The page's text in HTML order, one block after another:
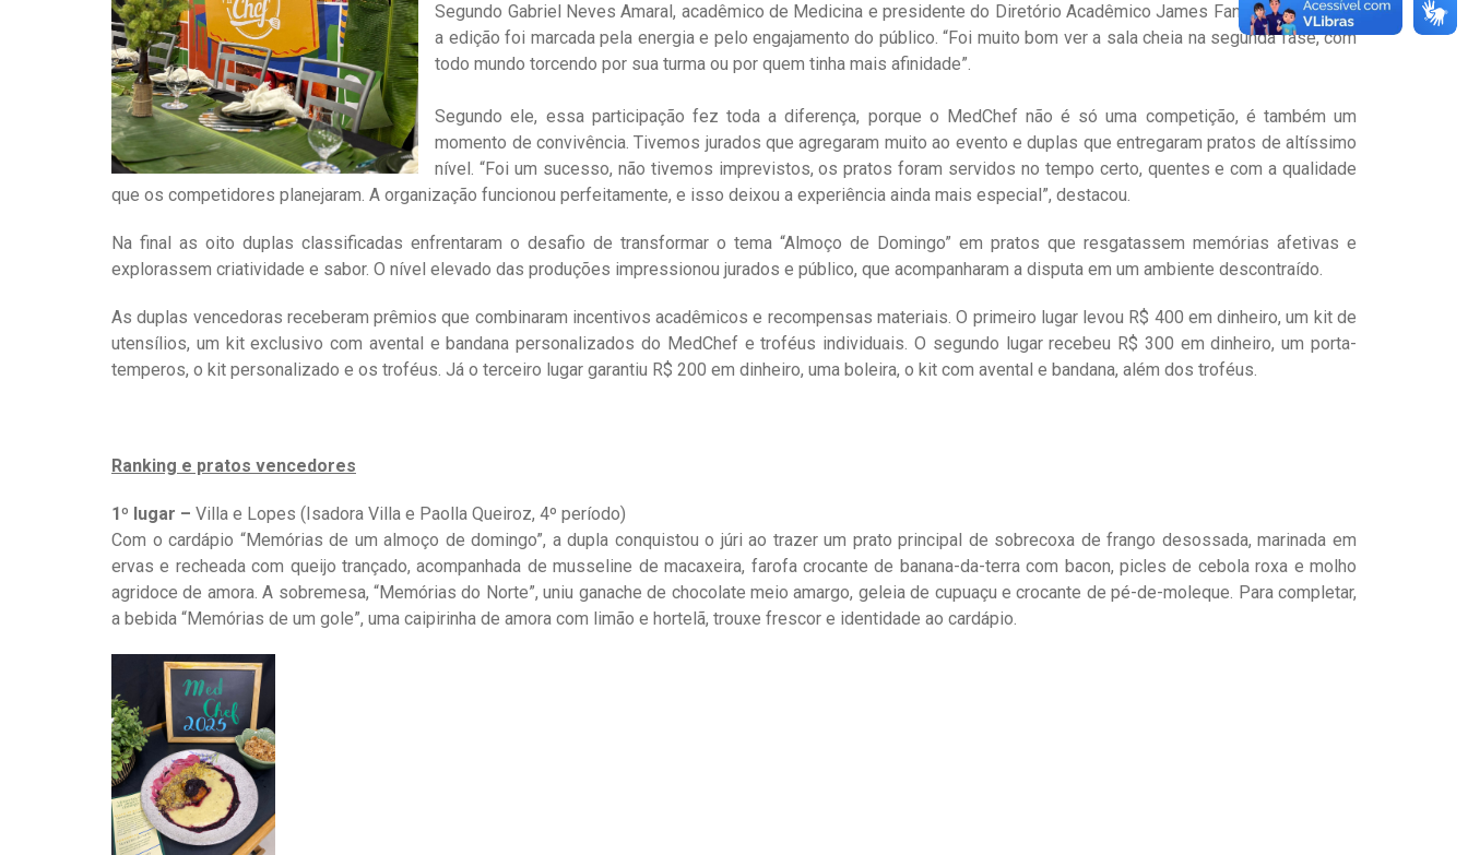
Segundo Gabriel Neves Amaral, acadêmico de Medicina e presidente do Diretório Acadêmico James Fanstone (DAJAF),
a edição foi marcada pela energia e pelo engajamento do público. “Foi muito bom ver a sala cheia na segunda fase, com
todo mundo torcendo por sua turma ou por quem tinha mais afinidade”.
Segundo ele, essa participação fez toda a diferença, porque o MedChef não é só uma competição, é também um
momento de convivência. Tivemos jurados que agregaram muito ao evento e duplas que entregaram pratos de altíssimo
nível. “Foi um sucesso, não tivemos imprevistos, os pratos foram servidos no tempo certo, quentes e com a qualidade
que os competidores planejaram. A organização funcionou perfeitamente, e isso deixou a experiência ainda mais especial”, destacou.
Na final as oito duplas classificadas enfrentaram o desafio de transformar o tema “Almoço de Domingo” em pratos que resgatassem memórias afetivas e
explorassem criatividade e sabor. O nível elevado das produções impressionou jurados e público, que acompanharam a disputa em um ambiente descontraído.
As duplas vencedoras receberam prêmios que combinaram incentivos acadêmicos e recompensas materiais. O primeiro lugar levou R$ 400 em dinheiro, um kit de
utensílios, um kit exclusivo com avental e bandana personalizados do MedChef e troféus individuais. O segundo lugar recebeu R$ 300 em dinheiro, um porta-
temperos, o kit personalizado e os troféus. Já o terceiro lugar garantiu R$ 200 em dinheiro, uma boleira, o kit com avental e bandana, além dos troféus.
Ranking e pratos vencedores
1º lugar – Villa e Lopes (Isadora Villa e Paolla Queiroz, 4º período)
Com o cardápio “Memórias de um almoço de domingo”, a dupla conquistou o júri ao trazer um prato principal de sobrecoxa de frango desossada, marinada em
ervas e recheada com queijo trançado, acompanhada de musseline de macaxeira, farofa crocante de banana-da-terra com bacon, picles de cebola roxa e molho
agridoce de amora. A sobremesa, “Memórias do Norte”, uniu ganache de chocolate meio amargo, geleia de cupuaçu e crocante de pé-de-moleque. Para completar,
a bebida “Memórias de um gole”, uma caipirinha de amora com limão e hortelã, trouxe frescor e identidade ao cardápio.